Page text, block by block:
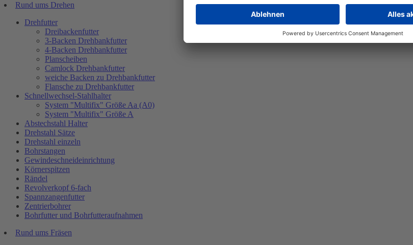
Rund ums Drehen
Drehfutter
Dreibackenfutter
3-Backen Drehbankfutter
4-Backen Drehbankfutter
Planscheiben
Camlock Drehbankfutter
weiche Backen zu Drehbankfutter
Flansche zu Drehbankfutter
Schnellwechsel-Stahlhalter
System "Multifix" Größe Aa (A0)
System "Multifix" Größe A
Abstechstahl Halter
Drehstahl Sätze
Drehstahl einzeln
Bohrstangen
Gewindeschneideinrichtung
Körnerspitzen
Rändel
Revolverkopf 6-fach
Spannzangenfutter
Zentrierbohrer
Bohrfutter und Bohrfutteraufnahmen
Rund ums Fräsen